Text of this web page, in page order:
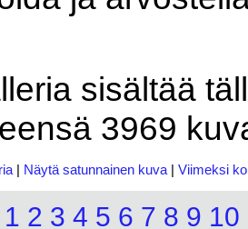
sisältää
3969
| Näytä satunnainen kuva |Viimeksi
1 2 3 4 5 6 7 8 9 10